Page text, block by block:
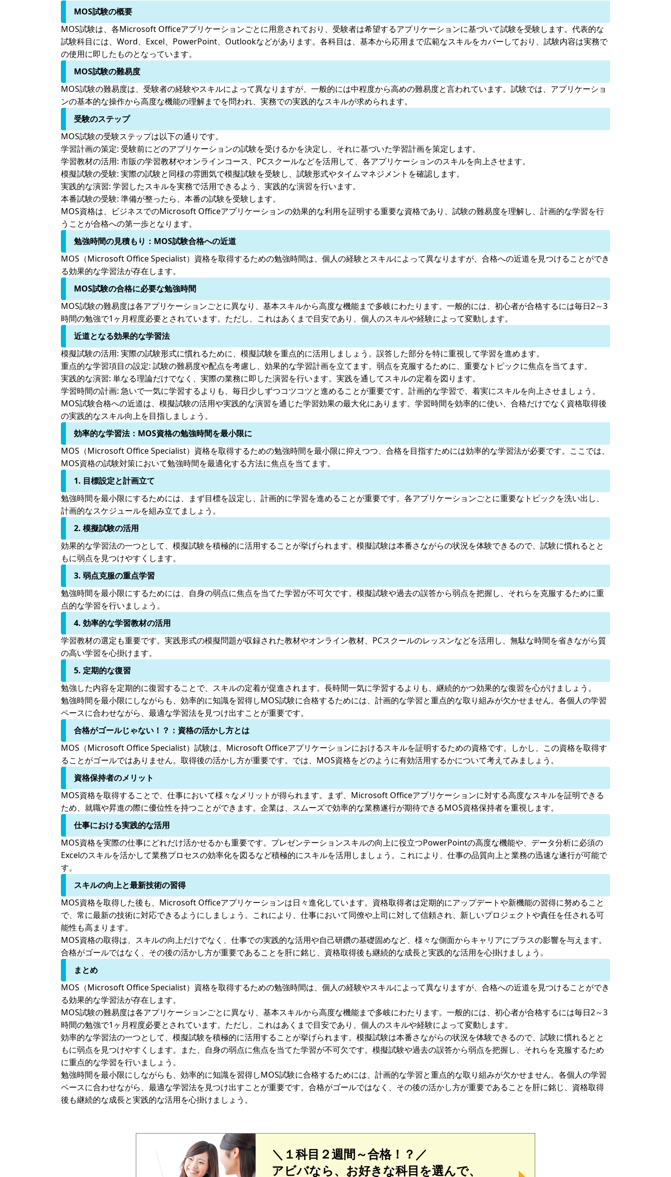
MOS試験の概要
MOS試験は、各Microsoft Officeアプリケーションごとに用意されており、受験者は希望するアプリケーションに基づいて試験を受験します。代表的な
試験科目には、Word、Excel、PowerPoint、Outlookなどがあります。各科目は、基本から応用まで広範なスキルをカバーしており、試験内容は実務で
の使用に即したものとなっています。
MOS試験の難易度
MOS試験の難易度は、受験者の経験やスキルによって異なりますが、一般的には中程度から高めの難易度と言われています。試験では、アプリケーショ
ンの基本的な操作から高度な機能の理解までを問われ、実務での実践的なスキルが求められます。
受験のステップ
MOS試験の受験ステップは以下の通りです。
学習計画の策定: 受験前にどのアプリケーションの試験を受けるかを決定し、それに基づいた学習計画を策定します。
学習教材の活用: 市販の学習教材やオンラインコース、PCスクールなどを活用して、各アプリケーションのスキルを向上させます。
模擬試験の受験: 実際の試験と同様の雰囲気で模擬試験を受験し、試験形式やタイムマネジメントを確認します。
実践的な演習: 学習したスキルを実務で活用できるよう、実践的な演習を行います。
本番試験の受験: 準備が整ったら、本番の試験を受験します。
MOS資格は、ビジネスでのMicrosoft Officeアプリケーションの効果的な利用を証明する重要な資格であり、試験の難易度を理解し、計画的な学習を行
うことが合格への第一歩となります。
勉強時間の見積もり：MOS試験合格への近道
MOS（Microsoft Office Specialist）資格を取得するための勉強時間は、個人の経験とスキルによって異なりますが、合格への近道を見つけることができ
る効果的な学習法が存在します。
MOS試験の合格に必要な勉強時間
MOS試験の難易度は各アプリケーションごとに異なり、基本スキルから高度な機能まで多岐にわたります。一般的には、初心者が合格するには毎日2～3
時間の勉強で1ヶ月程度必要とされています。ただし、これはあくまで目安であり、個人のスキルや経験によって変動します。
近道となる効果的な学習法
模擬試験の活用: 実際の試験形式に慣れるために、模擬試験を重点的に活用しましょう。誤答した部分を特に重視して学習を進めます。
重点的な学習項目の設定: 試験の難易度や配点を考慮し、効果的な学習計画を立てます。弱点を克服するために、重要なトピックに焦点を当てます。
実践的な演習: 単なる理論だけでなく、実際の業務に即した演習を行います。実践を通してスキルの定着を図ります。
学習時間の計画: 急いで一気に学習するよりも、毎日少しずつコツコツと進めることが重要です。計画的な学習で、着実にスキルを向上させましょう。
MOS試験合格への近道は、模擬試験の活用や実践的な演習を通じた学習効果の最大化にあります。学習時間を効率的に使い、合格だけでなく資格取得後
の実践的なスキル向上を目指しましょう。
効率的な学習法：MOS資格の勉強時間を最小限に
MOS（Microsoft Office Specialist）資格を取得するための勉強時間を最小限に抑えつつ、合格を目指すためには効率的な学習法が必要です。ここでは、
MOS資格の試験対策において勉強時間を最適化する方法に焦点を当てます。
1. 目標設定と計画立て
勉強時間を最小限にするためには、まず目標を設定し、計画的に学習を進めることが重要です。各アプリケーションごとに重要なトピックを洗い出し、
計画的なスケジュールを組み立てましょう。
2. 模擬試験の活用
効果的な学習法の一つとして、模擬試験を積極的に活用することが挙げられます。模擬試験は本番さながらの状況を体験できるので、試験に慣れるとと
もに弱点を見つけやすくします。
3. 弱点克服の重点学習
勉強時間を最小限にするためには、自身の弱点に焦点を当てた学習が不可欠です。模擬試験や過去の誤答から弱点を把握し、それらを克服するために重
点的な学習を行いましょう。
4. 効率的な学習教材の活用
学習教材の選定も重要です。実践形式の模擬問題が収録された教材やオンライン教材、PCスクールのレッスンなどを活用し、無駄な時間を省きながら質
の高い学習を心掛けます。
5. 定期的な復習
勉強した内容を定期的に復習することで、スキルの定着が促進されます。長時間一気に学習するよりも、継続的かつ効果的な復習を心がけましょう。
勉強時間を最小限にしながらも、効率的に知識を習得しMOS試験に合格するためには、計画的な学習と重点的な取り組みが欠かせません。各個人の学習
ペースに合わせながら、最適な学習法を見つけ出すことが重要です。
合格がゴールじゃない！？：資格の活かし方とは
MOS（Microsoft Office Specialist）試験は、Microsoft Officeアプリケーションにおけるスキルを証明するための資格です。しかし、この資格を取得す
ることがゴールではありません。取得後の活かし方が重要です。では、MOS資格をどのように有効活用するかについて考えてみましょう。
資格保持者のメリット
MOS資格を取得することで、仕事において様々なメリットが得られます。まず、Microsoft Officeアプリケーションに対する高度なスキルを証明できる
ため、就職や昇進の際に優位性を持つことができます。企業は、スムーズで効率的な業務遂行が期待できるMOS資格保持者を重視します。
仕事における実践的な活用
MOS資格を実際の仕事にどれだけ活かせるかも重要です。プレゼンテーションスキルの向上に役立つPowerPointの高度な機能や、データ分析に必須の
Excelのスキルを活かして業務プロセスの効率化を図るなど積極的にスキルを活用しましょう。これにより、仕事の品質向上と業務の迅速な遂行が可能で
す。
スキルの向上と最新技術の習得
MOS資格を取得した後も、Microsoft Officeアプリケーションは日々進化しています。資格取得者は定期的にアップデートや新機能の習得に努めること
で、常に最新の技術に対応できるようにしましょう。これにより、仕事において同僚や上司に対して信頼され、新しいプロジェクトや責任を任される可
能性も高まります。
MOS資格の取得は、スキルの向上だけでなく、仕事での実践的な活用や自己研鑽の基礎固めなど、様々な側面からキャリアにプラスの影響を与えます。
合格がゴールではなく、その後の活かし方が重要であることを肝に銘じ、資格取得後も継続的な成長と実践的な活用を心掛けましょう。
まとめ
MOS（Microsoft Office Specialist）資格を取得するための勉強時間は、個人の経験やスキルによって異なりますが、合格への近道を見つけることができ
る効果的な学習法が存在します。
MOS試験の難易度は各アプリケーションごとに異なり、基本スキルから高度な機能まで多岐にわたります。一般的には、初心者が合格するには毎日2～3
時間の勉強で1ヶ月程度必要とされています。ただし、これはあくまで目安であり、個人のスキルや経験によって変動します。
効率的な学習法の一つとして、模擬試験を積極的に活用することが挙げられます。模擬試験は本番さながらの状況を体験できるので、試験に慣れるとと
もに弱点を見つけやすくします。また、自身の弱点に焦点を当てた学習が不可欠です。模擬試験や過去の誤答から弱点を把握し、それらを克服するため
に重点的な学習を行いましょう。
勉強時間を最小限にしながらも、効率的に知識を習得しMOS試験に合格するためには、計画的な学習と重点的な取り組みが欠かせません。各個人の学習
ペースに合わせながら、最適な学習法を見つけ出すことが重要です。合格がゴールではなく、その後の活かし方が重要であることを肝に銘じ、資格取得
後も継続的な成長と実践的な活用を心掛けましょう。
＼１科目２週間～合格！？／
アビバなら、お好きな科目を選んで、